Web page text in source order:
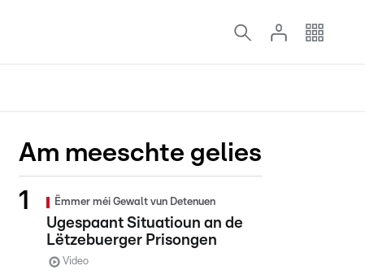
Am meeschte gelies
Ëmmer méi Gewalt vun Detenuen
Ugespaant Situatioun an de
Lëtzebuerger Prisongen
Video